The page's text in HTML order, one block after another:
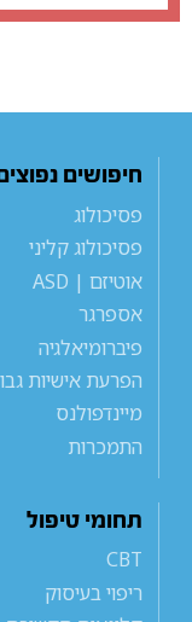
חיפושים
פסיכולוג
פסיכולוג קליני
אוטיזם | ASD
אספרגר
פיברומיאלגיה
הפרעת אישיות
מיינדפולנס
התמכרות
תחומי טיפול
CBT
ריפוי בעיסוק